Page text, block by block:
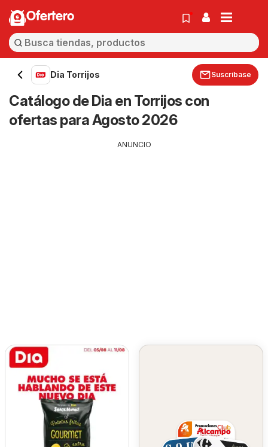
Ofertero
Dia Torrijos Suscríbase
Catálogo de Dia en Torrijos con
ofertas para Agosto 2026
ANUNCIO